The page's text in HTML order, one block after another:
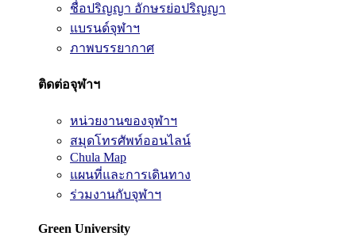
ชื่อปริญญา อักษรย่อปริญญา
แบรนด์จุฬาฯ
ภาพบรรยากาศ
ติดต่อจุฬาฯ
หน่วยงานของจุฬาฯ
สมุดโทรศัพท์ออนไลน์
Chula Map
แผนที่และการเดินทาง
ร่วมงานกับจุฬาฯ
Green University